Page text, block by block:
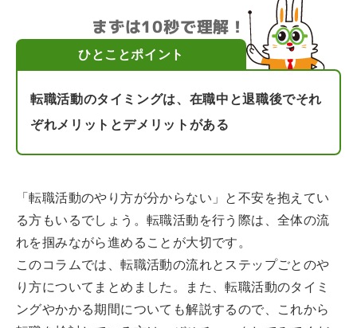
まずは10秒で理解！
ひとことポイント
転職活動のタイミングは、在職中と退職後でそれ
ぞれメリットとデメリットがある
「転職活動のやり方が分からない」と不安を抱えてい
る方もいるでしょう。転職活動を行う際は、全体の流
れを掴みながら進めることが大切です。
このコラムでは、転職活動の流れとステップごとのや
り方についてまとめました。また、転職活動のタイミ
ングやかかる期間についても解説するので、これから